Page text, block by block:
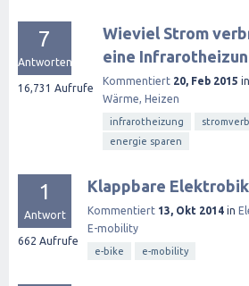
7
Antworten
16,731 Aufrufe
Wieviel Strom
eine
Kommentiert 20, Feb 2015 in
Wärme, Heizen
infrarotheizung
energie sparen
1
Antwort
662 Aufrufe
Klappbare
Kommentiert 13, Okt 2014 in
E-mobility
e-bike e-mobility